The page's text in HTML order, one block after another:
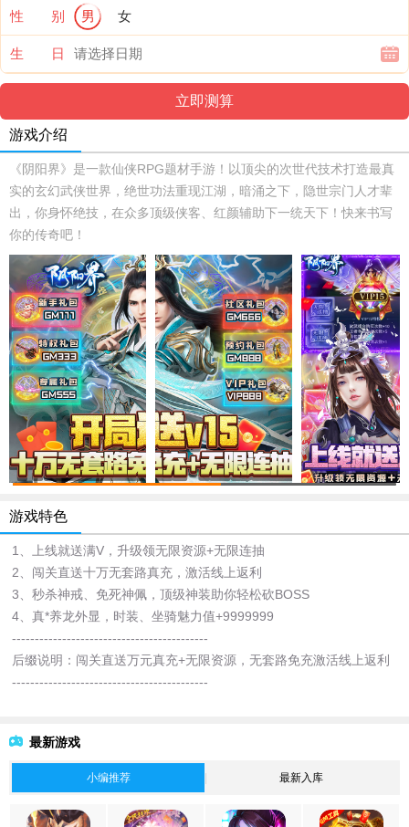
性 别 男 女
生 日
游戏介绍
《阴阳界》是一款仙侠RPG题材手游！以顶尖的次世代技术打造最真
实的玄幻武侠世界，绝世功法重现江湖，暗涌之下，隐世宗门人才辈
出，你身怀绝技，在众多顶级侠客、红颜辅助下一统天下！快来书写
你的传奇吧！
游戏特色
1、上线就送满V，升级领无限资源+无限连抽
2、闯关直送十万无套路真充，激活线上返利
3、秒杀神戒、免死神佩，顶级神装助你轻松砍BOSS
4、真*养龙外显，时装、坐骑魅力值+9999999
-------------------------------------------
后缀说明：闯关直送万元真充+无限资源，无套路免充激活线上返利
-------------------------------------------
最新游戏
小编推荐 最新入库